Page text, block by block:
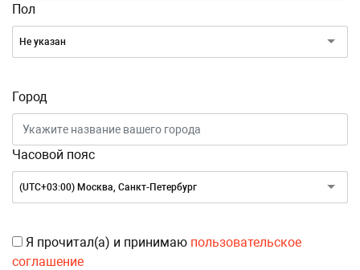
Пол
Не указан
Город
Часовой пояс
(UTC+03:00) Москва, Санкт-Петербург
Я прочитал(а) и принимаю пользовательское
соглашение